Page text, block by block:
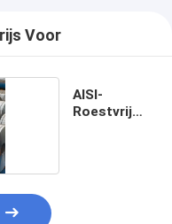
Voor
AISI-
Roestvrij